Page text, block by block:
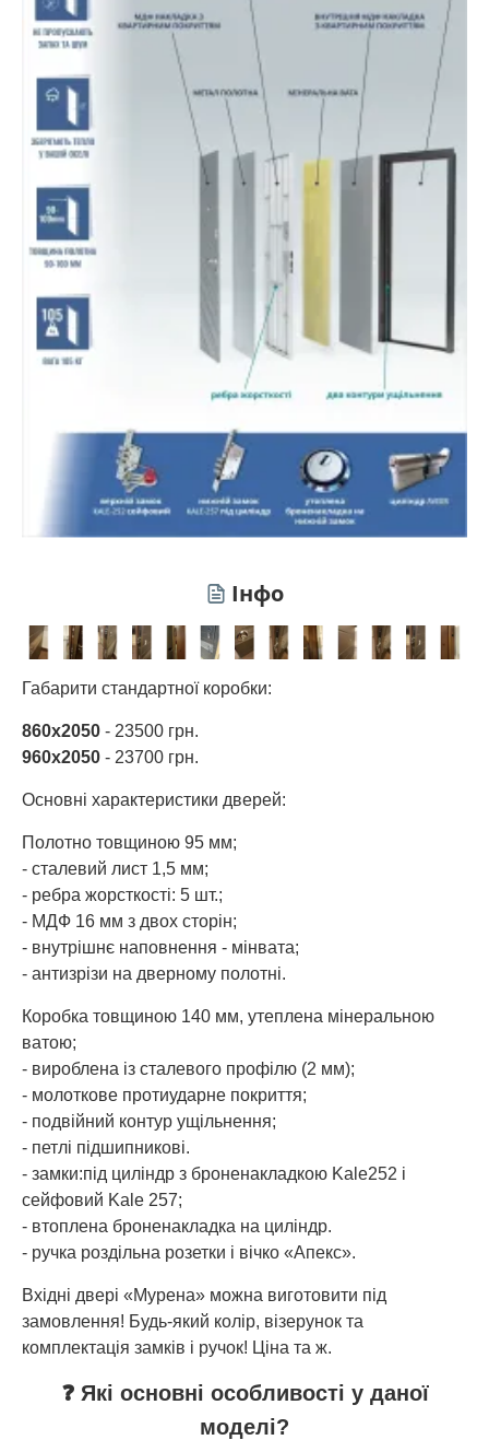
Інфо
Габарити стандартної коробки:
860х2050 - 23500 грн.
960х2050 - 23700 грн.
Основні характеристики дверей:
Полотно товщиною 95 мм;
- сталевий лист 1,5 мм;
- ребра жорсткості: 5 шт.;
- МДФ 16 мм з двох сторін;
- внутрішнє наповнення - мінвата;
- антизрізи на дверному полотні.
Коробка товщиною 140 мм, утеплена мінеральною
ватою;
- вироблена із сталевого профілю (2 мм);
- молоткове протиударне покриття;
- подвійний контур ущільнення;
- петлі підшипникові.
- замки:під циліндр з броненакладкою Kale252 і
сейфовий Kale 257;
- втоплена броненакладка на циліндр.
- ручка роздільна розетки і вічко «Апекс».
Вхідні двері «Мурена» можна виготовити під
замовлення! Будь-який колір, візерунок та
комплектація замків і ручок! Ціна та ж.
❓ Які основні особливості у даної
моделі?